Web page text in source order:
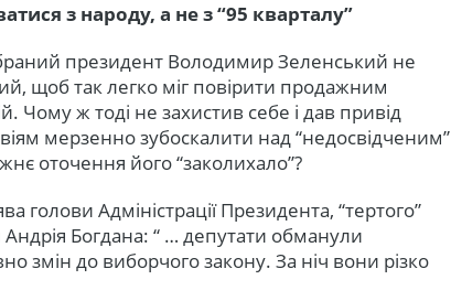
з народу, а не з “95 кварталу”
президент Володимир Зеленський не
щоб так легко міг повірити продажним
Чому ж тоді не захистив себе і дав привід
мерзенно зубоскалити над “недосвідченим”
оточення його “заколихало”?
голови Адміністрації Президента, “тертого”
Богдана: “ … депутати обманули
змін до виборчого закону. За ніч вони різко